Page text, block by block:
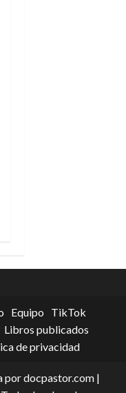
Equipo
TikTok
Libros publicados
de privacidad
por docpastor.com |